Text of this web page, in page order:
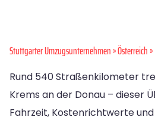
Stuttgarter Umzugsunternehmen»Österreich
Rund 540 Straßenkilometer
Krems an der Donau – dieser
Fahrzeit, Kostenrichtwerte